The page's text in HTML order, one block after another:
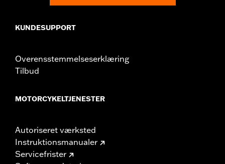
KUNDESUPPORT
Overensstemmelseserklæring
Tilbud
MOTORCYKELTJENESTER
Autoriseret værksted
Instruktionsmanualer
Servicefrister